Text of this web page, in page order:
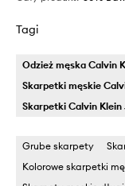
Tagi
Odzież męska Calvin
Skarpetki męskie
Skarpetki Calvin Klein
Grube skarpety
Kolorowe skarpetki